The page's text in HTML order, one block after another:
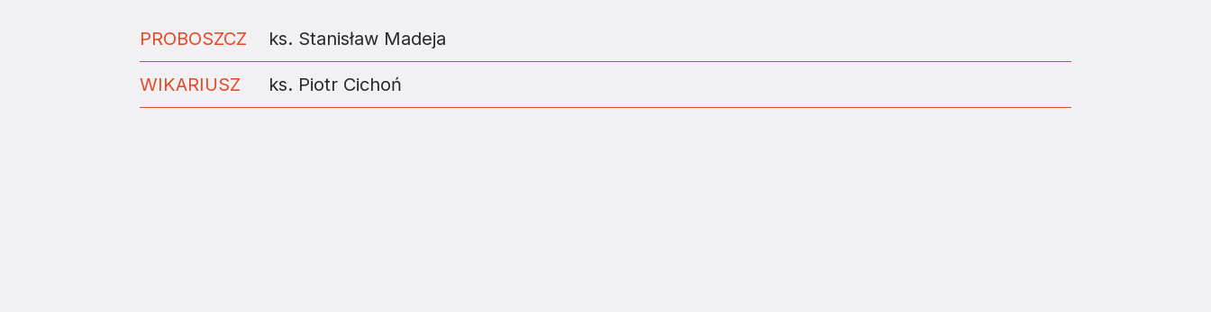
PROBOSZCZ ks. Stanisław Madeja
WIKARIUSZ ks. Piotr Cichoń